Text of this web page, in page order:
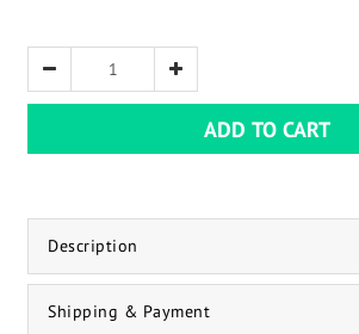
ADD TO CART
Description
Shipping & Payment